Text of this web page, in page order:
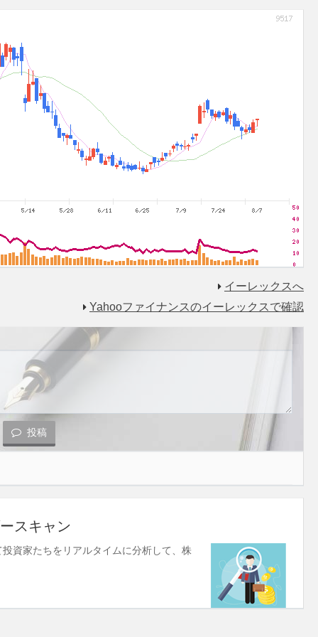
イーレックスへ
Yahooファイナンスのイーレックスで確認
投稿
スキャン
資家たちをリアルタイムに分析して、株